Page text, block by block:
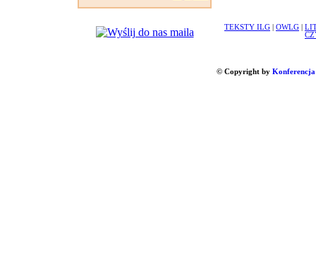
TEKSTY ILG OWLG
© Copyright by Konferencja